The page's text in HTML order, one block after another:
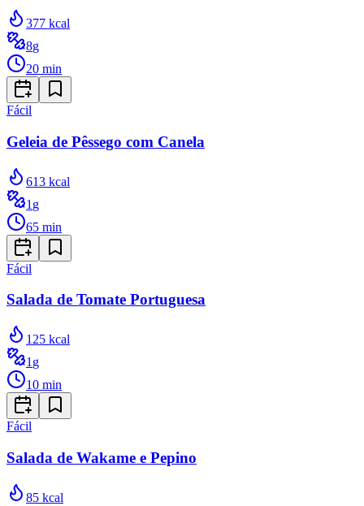
377 kcal
8g
20 min
Fácil
Geleia de Pêssego com Canela
613 kcal
1 g
65 min
Fácil
Salada de Tomate Portuguesa
125 kcal
1 g
10 min
Fácil
Salada de Wakame e Pepino
85 kcal